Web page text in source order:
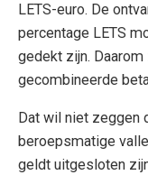
LETS-euro. De
percentage LETS
gedekt zijn.
gecombineerde
Dat wil niet zeggen
beroepsmatige
geldt uitgesloten